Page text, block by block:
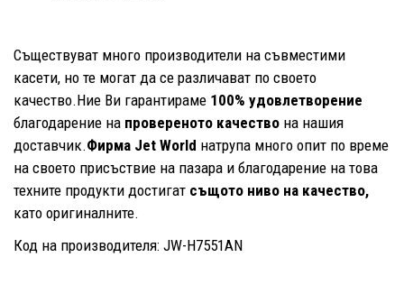
Съществуват много производители на съвместими
касети, но те могат да се различават по своето
качество.Ние Ви гарантираме 100% удовлетворение
благодарение на провереното качество на нашия
доставчик.Фирма Jet World натрупа много опит по време
на своето присъствие на пазара и благодарение на това
техните продукти достигат същото ниво на качество,
като оригиналните.
Код на производителя: JW-H7551AN